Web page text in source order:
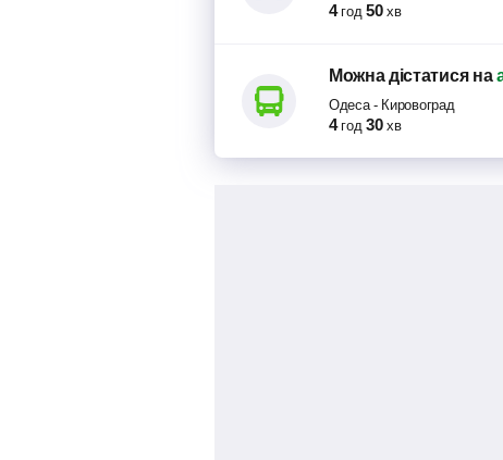
4 год 50 хв
Можна дістатисяна
Одеса- Кировоград
4 год 30 хв